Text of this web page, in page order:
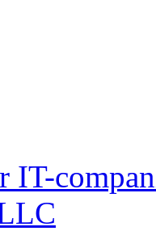
IT-